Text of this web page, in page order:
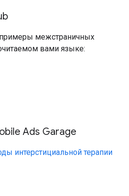
межстраничных
вами языке:
Ads Garage
интерстициальной терапии